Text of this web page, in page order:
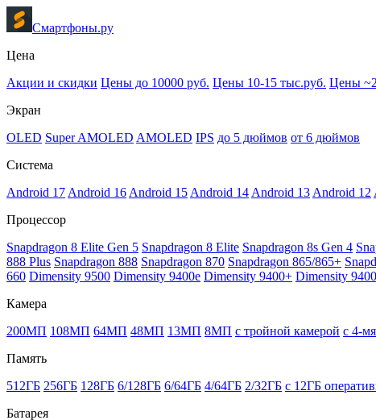
Смартфоны.ру
Цена
Акции и скидки Цены до 10000 руб. Цены 10-15 тыс.руб. Цены
Экран
OLED Super AMOLED AMOLED IPS до 5 дюймов от 6 дюймов
Система
Android 17 Android 16 Android 15 Android 14 Android 13 Android 12
Процессор
Snapdragon 8 Elite Gen 5 Snapdragon 8 Elite Snapdragon 8s Gen 4
888 Plus Snapdragon 888 Snapdragon 870 Snapdragon 865/865+
660 Dimensity 9500 Dimensity 9400e Dimensity 9400+ Dimensity 9400
Камера
200МП 108МП 64МП 48МП 13МП 8МП с тройной камерой с 4-
Память
512ГБ 256ГБ 128ГБ 6/128ГБ 6/64ГБ 4/64ГБ 2/32ГБ с 12ГБ
Батарея